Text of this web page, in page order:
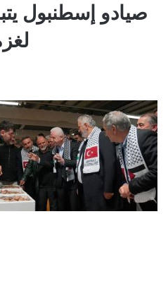
صيادو إسطنبول